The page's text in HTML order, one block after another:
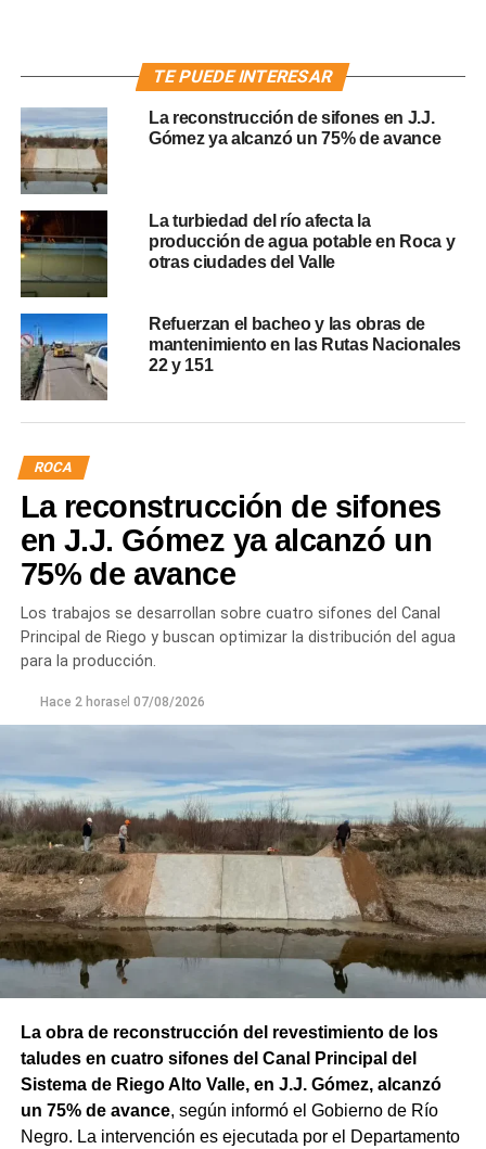
TE PUEDE INTERESAR
La reconstrucción de sifones en J.J.
Gómez ya alcanzó un 75% de avance
La turbiedad del río afecta la
producción de agua potable en Roca y
otras ciudades del Valle
Refuerzan el bacheo y las obras de
mantenimiento en las Rutas Nacionales
22 y 151
ROCA
La reconstrucción de sifones
en J.J. Gómez ya alcanzó un
75% de avance
Los trabajos se desarrollan sobre cuatro sifones del Canal
Principal de Riego y buscan optimizar la distribución del agua
para la producción.
Hace 2 horasel 07/08/2026
La obra de reconstrucción del revestimiento de los
taludes en cuatro sifones del Canal Principal del
Sistema de Riego Alto Valle, en J.J. Gómez, alcanzó
un 75% de avance, según informó el Gobierno de Río
Negro. La intervención es ejecutada por el Departamento